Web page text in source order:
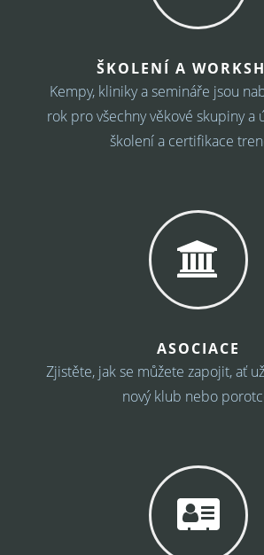
ŠKOLENÍ A
Kempy, kliniky a semináře jsou
rok pro všechny věkové skupiny a
školení a certifikace
ASOCIACE
Zjistěte, jak se můžete zapojit, ať
nový klub nebo